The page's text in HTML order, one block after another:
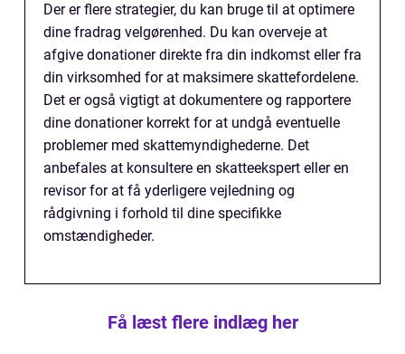
Der er flere strategier, du kan bruge til at optimere
dine fradrag velgørenhed. Du kan overveje at
afgive donationer direkte fra din indkomst eller fra
din virksomhed for at maksimere skattefordelene.
Det er også vigtigt at dokumentere og rapportere
dine donationer korrekt for at undgå eventuelle
problemer med skattemyndighederne. Det
anbefales at konsultere en skatteekspert eller en
revisor for at få yderligere vejledning og
rådgivning i forhold til dine specifikke
omstændigheder.
Få læst flere indlæg her